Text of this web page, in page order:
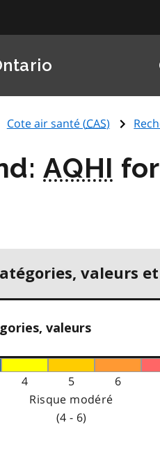
Cote air santé (CAS)
AQHI
valeurs
valeurs
4 5 6
Risque modéré
(4 - 6)